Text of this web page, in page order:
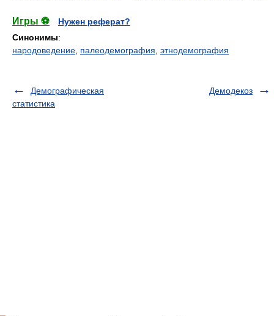
Игры ⚽
Нужен реферат?
Синонимы:
народоведение палеодемография этнодемография
Демографическая
статистика
Демодекоз